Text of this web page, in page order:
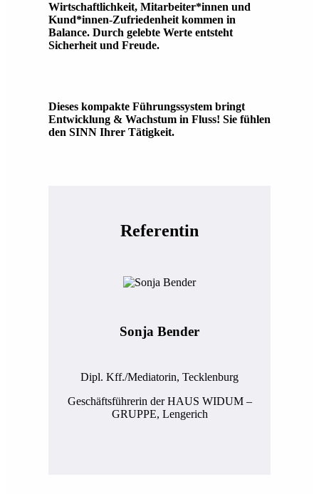
Wirtschaftlichkeit, Mitarbeiter*innen und
Kund*innen-Zufriedenheit kommen in
Balance. Durch gelebte Werte entsteht
Sicherheit und Freude.
Dieses kompakte Führungssystem bringt
Entwicklung & Wachstum in Fluss! Sie fühlen
den SINN Ihrer Tätigkeit.
Referentin
Sonja Bender
Dipl. Kff./Mediatorin, Tecklenburg
Geschäftsführerin der HAUS WIDUM –
GRUPPE, Lengerich